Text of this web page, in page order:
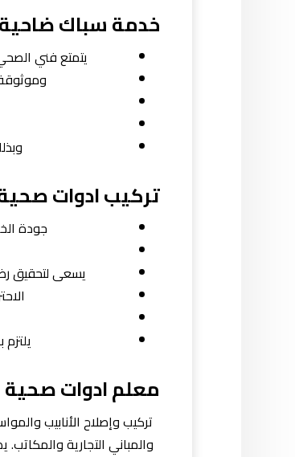
خدمة سباك ضاحية
يتمتع فني
تركيب ادوات
جودة
يسعى لتحقيق
معلم ادوات
تركيب وإصلاح الأنابيب
والمباني التجارية